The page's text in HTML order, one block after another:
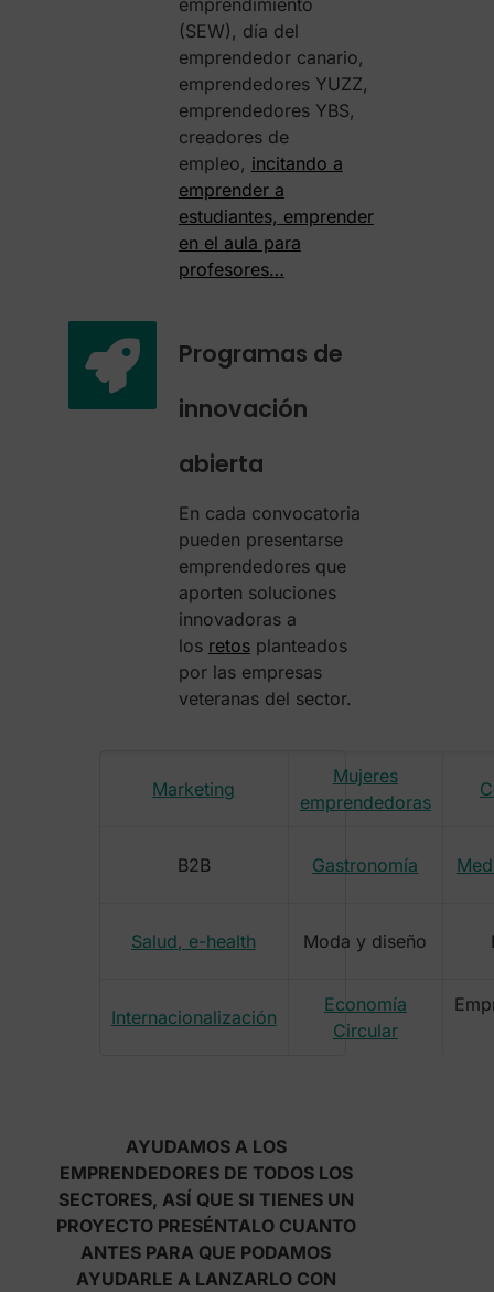
(SEW), día del
emprendedor canario,
emprendedores YUZZ,
emprendedores YBS,
creadores de
empleo, incitando a
emprender a
estudiantes, emprender
en el aula para
profesores…
Programas de
innovación
abierta
En cada convocatoria
pueden presentarse
emprendedores que
aporten soluciones
innovadoras a
los retosplanteados
por las empresas
veteranas del sector.
Marketing
Mujeres
emprendedoras
B2B Gastronomía
Salud, e-health Moda y diseño
Internacionalización
Economía
Circular
AYUDAMOS A LOS
EMPRENDEDORES DE TODOS LOS
SECTORES, ASÍ QUE SI TIENES UN
PROYECTO PRESÉNTALO CUANTO
ANTES PARA QUE PODAMOS
AYUDARLE A LANZARLO CON